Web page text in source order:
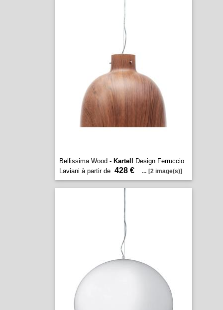
Bellissima Wood - Kartell
Design Ferruccio
Laviani à partir de 428 € ... [2 image(s)]